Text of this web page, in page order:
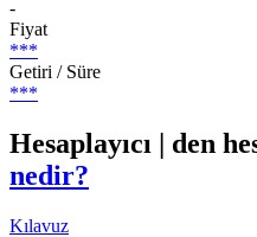
-
Fiyat
***
Getiri / Süre
***
Hesaplayıcı | den
nedir?
Kılavuz